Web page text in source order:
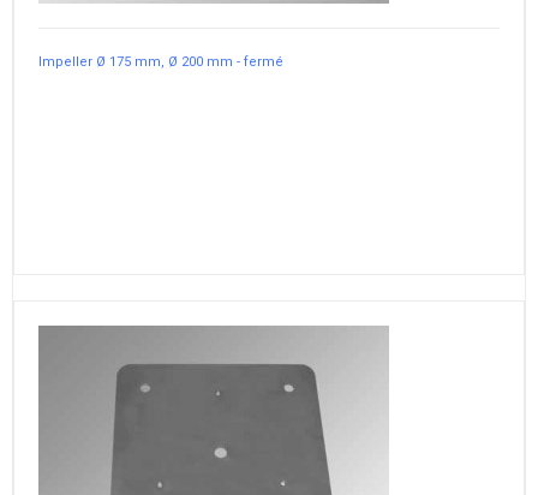
Impeller Ø 175 mm, Ø 200 mm - fermé